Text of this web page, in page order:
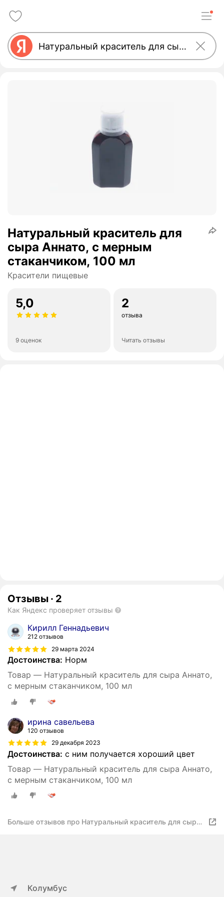
Натуральный краситель для
сыра Аннато, с мерным
стаканчиком, 100 мл
Красители пищевые
5,0
9 оценок
2
отзыва
Читать отзывы
Отзывы · 2
Как Яндекс проверяет отзывы
Кирилл Геннадьевич
212 отзывов
29 марта 2024
Достоинства: Норм
Товар — Натуральный краситель для сыра Аннато,
с мерным стаканчиком, 100 мл
ирина савельева
120 отзывов
29 декабря 2023
Достоинства: с ним получается хороший цвет
Товар — Натуральный краситель для сыра Аннато,
с мерным стаканчиком, 100 мл
Больше отзывов про Натуральный краситель для сыра
Колумбус